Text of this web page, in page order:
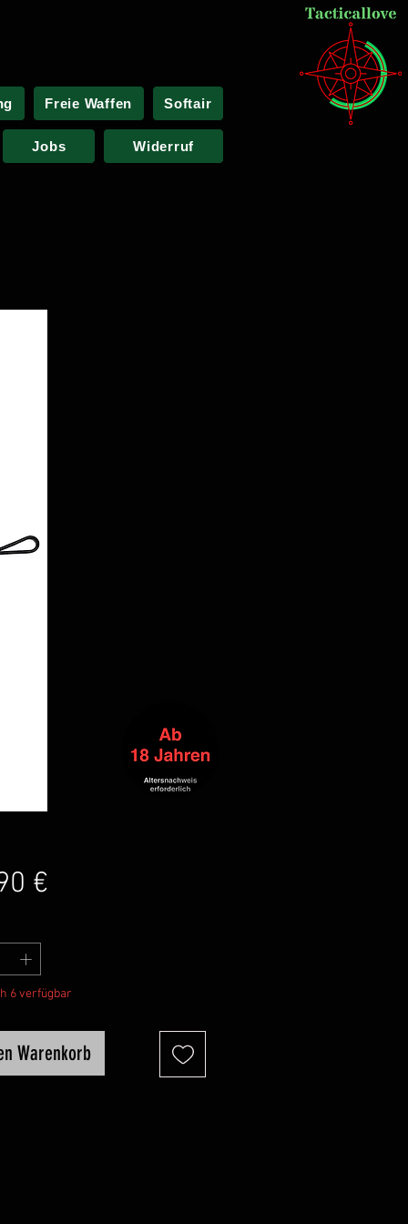
Freie Waffen Softair
Jobs Widerruf
€Preis
6 verfügbar
Warenkorb